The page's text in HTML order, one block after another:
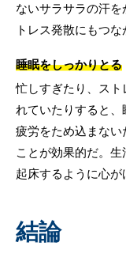
ないサラサラの汗
トレス発散にもつな
睡眠をしっかりとる
忙しすぎたり、ス
れていたりすると、
疲労をため込まな
ことが効果的だ。
起床するように心が
結論